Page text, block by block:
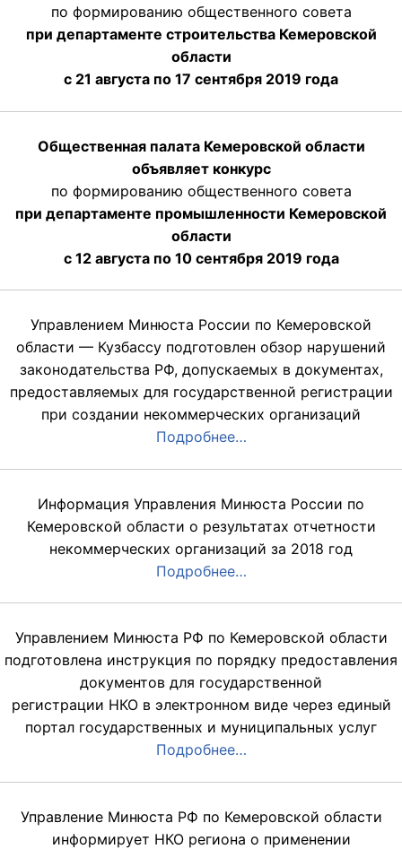
по формированию общественного совета
при департаменте строительства Кемеровской
области
с 21 августа по 17 сентября 2019 года
Общественная палата Кемеровской области
объявляет конкурс
по формированию общественного совета
при департаменте промышленности Кемеровской
области
с 12 августа по 10 сентября 2019 года
Управлением Минюста России по Кемеровской
области — Кузбассу подготовлен обзор нарушений
законодательства РФ, допускаемых в документах,
предоставляемых для государственной регистрации
при создании некоммерческих организаций
Подробнее…
Информация Управления Минюста России по
Кемеровской области о результатах отчетности
некоммерческих организаций за 2018 год
Подробнее…
Управлением Минюста РФ по Кемеровской области
подготовлена инструкция по порядку предоставления
документов для государственной
регистрации НКО в электронном виде через единый
портал государственных и муниципальных услуг
Подробнее…
Управление Минюста РФ по Кемеровской области
информирует НКО региона о применении